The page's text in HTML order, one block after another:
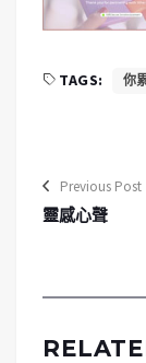
TAGS: 你
Previous Post
靈感心聲